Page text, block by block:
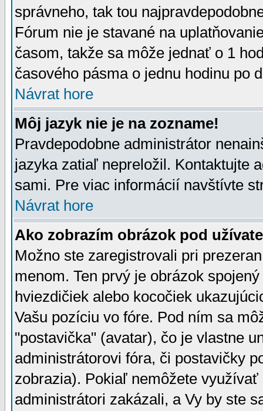
správneho, tak tou
Fórum nie je stavané na
časom, takže sa môže jednať o 1
časového pásma o jednu hodinu po
Návrat hore
Môj jazyk nie je na zozname!
Pravdepodobne administrátor
jazyka zatiaľ nepreložil. Kontaktujte
sami. Pre viac informácií navštívte
Návrat hore
Ako zobrazím obrázok pod
Možno ste zaregistrovali pri
menom. Ten prvý je obrázok
hviezdičiek alebo kocočiek
Vašu pozíciu vo fóre. Pod ním sa
"postavička" (avatar), čo je vlastne
administrátorovi fóra, či postavičky
zobrazia). Pokiaľ nemôžete
administrátori zakázali, a Vy by ste